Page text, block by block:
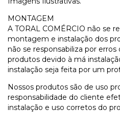
MONTAGEM
A TORAL COMÉRCIO não se
montagem e instalação dos
não se responsabiliza por
produtos devido à má
instalação seja feita por um
Nossos produtos são de uso
responsabilidade do cliente
instalação e uso corretos do